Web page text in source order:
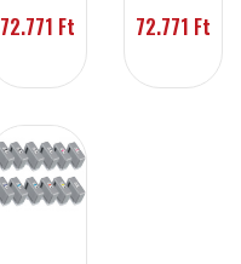
72.771 Ft 72.771 Ft